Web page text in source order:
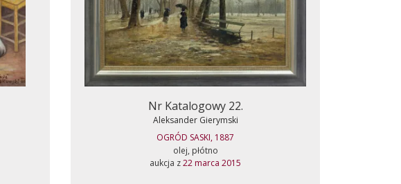
Nr Katalogowy 22.
Aleksander Gierymski
OGRÓD SASKI, 1887
olej, płótno
aukcja z22 marca 2015